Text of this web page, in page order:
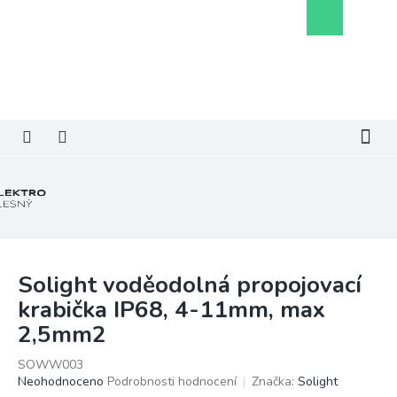
košík
Solight voděodolná propojovací
krabička IP68, 4-11mm, max
2,5mm2
SOWW003
Průměrné
Neohodnoceno Podrobnosti hodnocení Značka: Solight